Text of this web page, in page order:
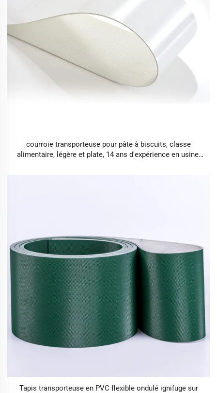
courroie transporteuse pour pâte à biscuits, classe
alimentaire, légère et plate, 14 ans d'expérience en usine,
Tapis transporteuse en PVC flexible ondulé ignifuge sur